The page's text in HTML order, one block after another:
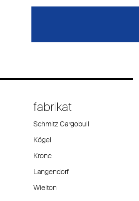
fabrikat
Schmitz Cargobull
Kögel
Krone
Langendorf
Wielton